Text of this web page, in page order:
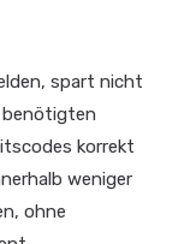
spart nicht
benötigten
korrekt
weniger
ohne